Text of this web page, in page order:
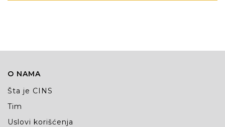
O NAMA
Šta je CINS
Tim
Uslovi korišćenja